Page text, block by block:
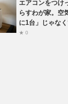
エアコンをつけ
らすわが家。空
に1台」じゃな
★ 0